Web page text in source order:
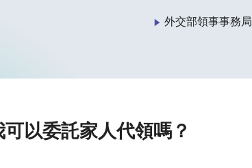
外交部領事事務局
以委託家人代領嗎？